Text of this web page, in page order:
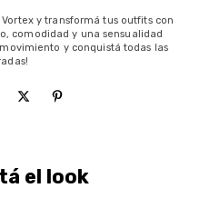
y transformá tus outfits con
comodidad y una sensualidad
y conquistá todas las
el look